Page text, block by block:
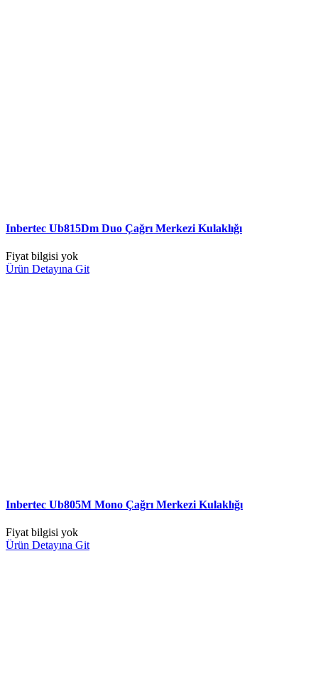
Inbertec Ub815Dm Duo Çağrı Merkezi Kulaklığı
Fiyat bilgisi yok
Ürün Detayına Git
Inbertec Ub805M Mono Çağrı Merkezi Kulaklığı
Fiyat bilgisi yok
Ürün Detayına Git